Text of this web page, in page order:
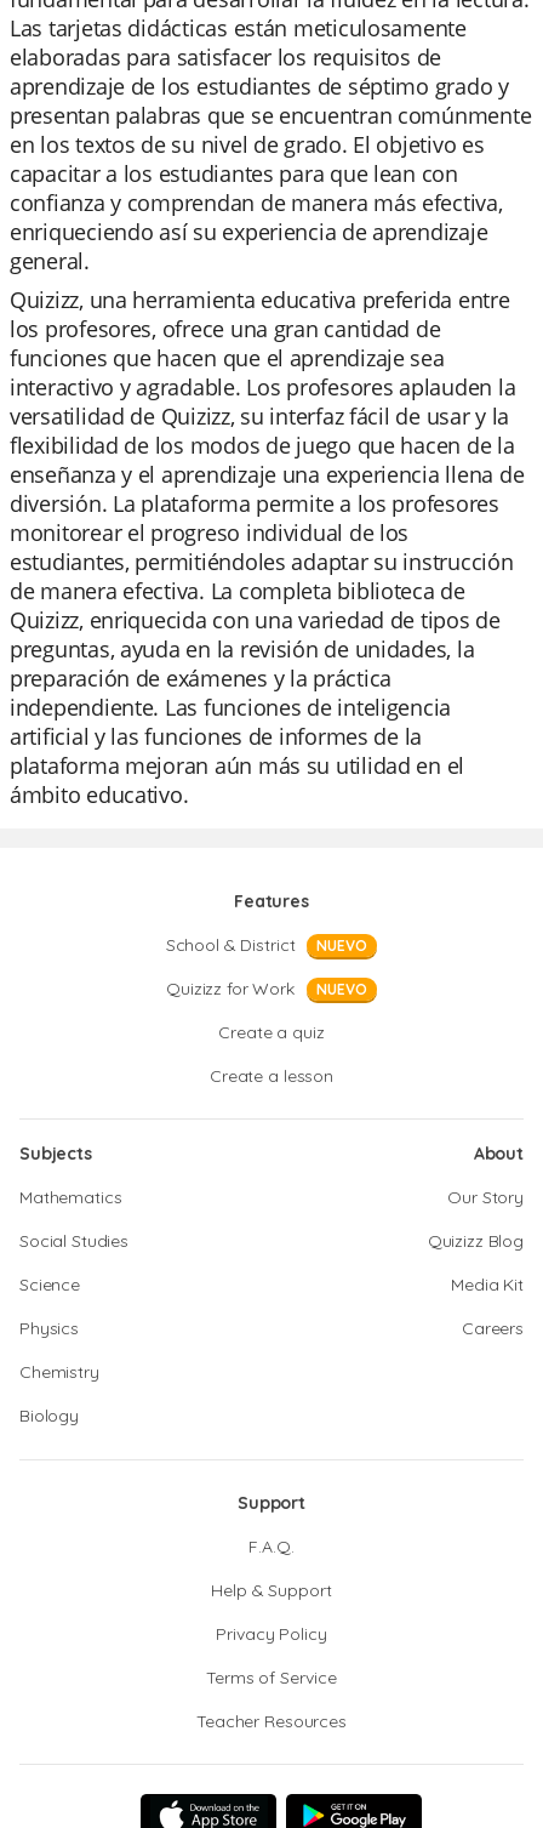
Las tarjetas didácticas están meticulosamente
elaboradas para satisfacer los requisitos de
aprendizaje de los estudiantes de séptimo grado y
presentan palabras que se encuentran comúnmente
en los textos de su nivel de grado. El objetivo es
capacitar a los estudiantes para que lean con
confianza y comprendan de manera más efectiva,
enriqueciendo así su experiencia de aprendizaje
general.
Quizizz, una herramienta educativa preferida entre
los profesores, ofrece una gran cantidad de
funciones que hacen que el aprendizaje sea
interactivo y agradable. Los profesores aplauden la
versatilidad de Quizizz, su interfaz fácil de usar y la
flexibilidad de los modos de juego que hacen de la
enseñanza y el aprendizaje una experiencia llena de
diversión. La plataforma permite a los profesores
monitorear el progreso individual de los
estudiantes, permitiéndoles adaptar su instrucción
de manera efectiva. La completa biblioteca de
Quizizz, enriquecida con una variedad de tipos de
preguntas, ayuda en la revisión de unidades, la
preparación de exámenes y la práctica
independiente. Las funciones de inteligencia
artificial y las funciones de informes de la
plataforma mejoran aún más su utilidad en el
ámbito educativo.
Features
School & District
NUEVO
Quizizz for Work NUEVO
Create a quiz
Create a lesson
Subjects
Mathematics
Social Studies
Science
Physics
Chemistry
Biology
About
Our Story
Quizizz Blog
Media Kit
Careers
Support
F.A.Q.
Help & Support
Privacy Policy
Terms of Service
Teacher Resources